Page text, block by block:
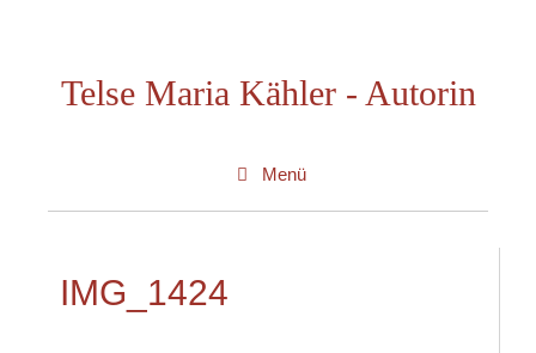
springenTelse Maria Kähler - Autorin
Menü
IMG_1424